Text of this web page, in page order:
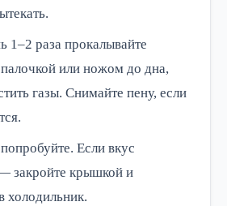
1–2 раза прокалывайте
или ножом до дна,
газы. Снимайте пену, если
Если вкус
закройте крышкой и
холодильник.